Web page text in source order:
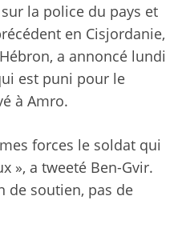
la police du pays et
en Cisjordanie,
a annoncé lundi
est puni pour le
à Amro.
forces le soldat qui
», a tweeté Ben-Gvir.
de soutien, pas de